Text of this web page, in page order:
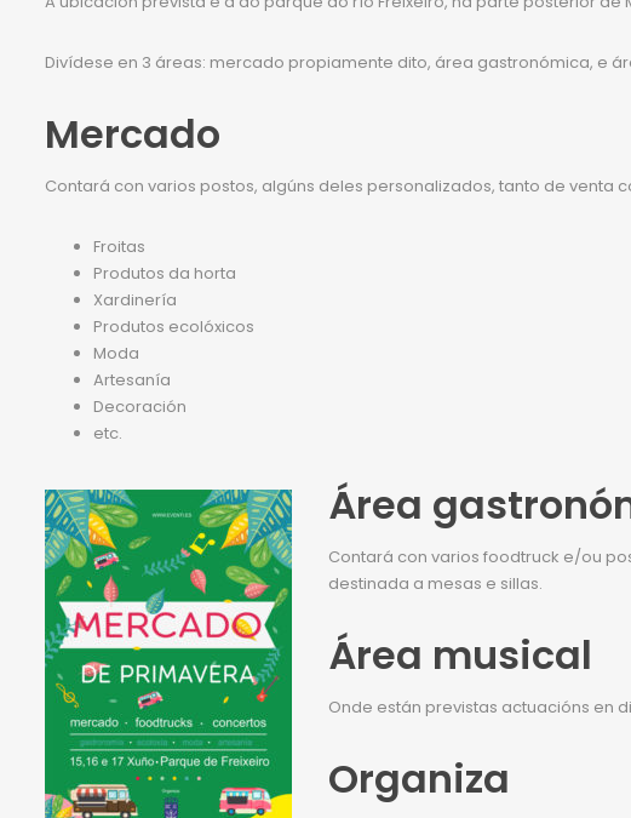
Divídese en 3 áreas: mercado propiamente dito, área gastronómica, e
Mercado
Contará con varios postos, algúns deles personalizados, tanto de venta
Froitas
Produtos da horta
Xardinería
Produtos ecolóxicos
Moda
Artesanía
Decoración
etc.
Área
Contará con varios foodtruck e/ou
destinada a mesas e sillas.
Área musical
Onde están previstas actuacións en
Organiza